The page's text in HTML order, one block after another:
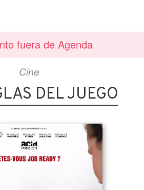
fuera de Agenda
Cine
DEL JUEGO